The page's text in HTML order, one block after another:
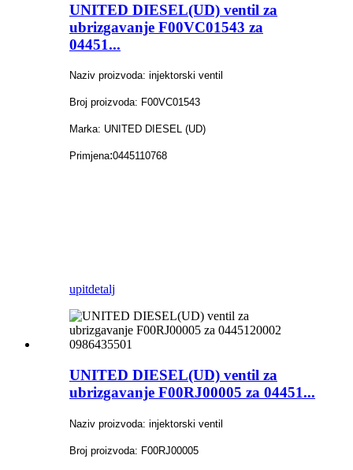
UNITED DIESEL(UD) ventil za
ubrizgavanje F00VC01543 za
04451...
Naziv proizvoda: injektorski ventil
Broj proizvoda: F00VC01543
Marka: UNITED DIESEL (UD)
Primjena:0445110768
upitdetalj
UNITED DIESEL(UD) ventil za
ubrizgavanje F00RJ00005 za 04451...
Naziv proizvoda: injektorski ventil
Broj proizvoda: F00RJ00005